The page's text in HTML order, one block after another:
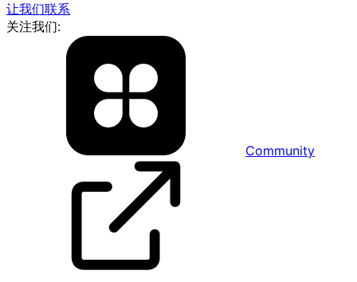
让我们联系
关注我们:
Community